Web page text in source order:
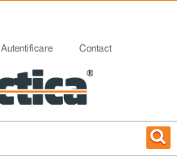
Autentificare Contact